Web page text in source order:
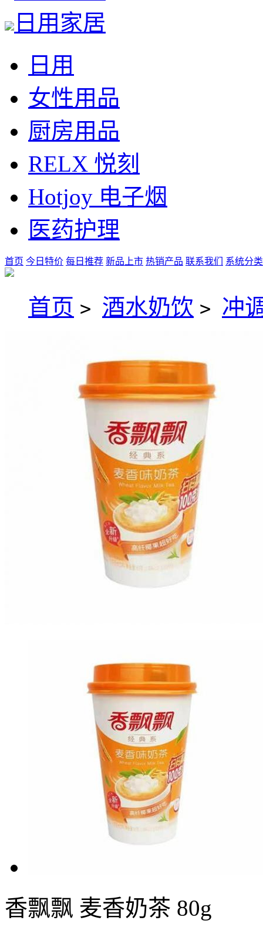
日用家居
日用
女性用品
厨房用品
RELX 悦刻
Hotjoy 电子烟
医药护理
首页 今日特价 每日推荐 新品上市 热销产品 联系我们 系统分类
首页 > 酒水奶饮 > 冲
香飘飘 麦香奶茶 80g